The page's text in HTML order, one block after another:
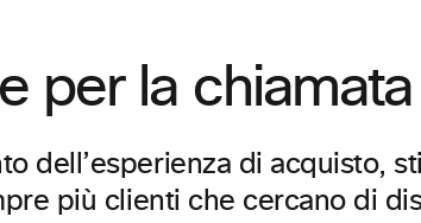
per la
dell’esperienza di acquisto,
più clienti che cercano di